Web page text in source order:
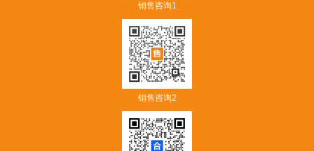
销售咨询1
销售咨询2